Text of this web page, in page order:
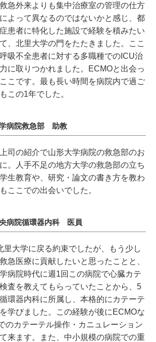
急外来よりも集中治療室の管理の仕方
よって異なるのではないかと感じ、都
患者に特化した施設で経験を積みたい
、北里大学の門をたたきました。ここ
吸不全患者に対する多職種でのICU治
に取りつかれました。ECMOと出会っ
こです。最も長い時間を病院内で過ご
この1年でした。
病院救急部 助教
司の紹介で山形大学病院の救急部のお
。人手不足の地方大学の救急部の立ち
学生教育や、研究・論文の書き方を教わ
ここでの出会いでした。
病院循環器内科 医員
里大学に戻る約束でしたが、もう少し
急医療に貢献したいと思ったことと、
病院時代に週1回この病院で心臓カテ
査を教えてもらっていたことから、5
環器内科に所属し、本格的にカテーテ
学びました。この経験が後にECMOな
のカテーテル操作・カニュレーション
来ます。また、中小規模の病院での重